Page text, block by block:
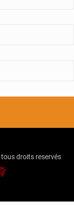
tous droits reservés